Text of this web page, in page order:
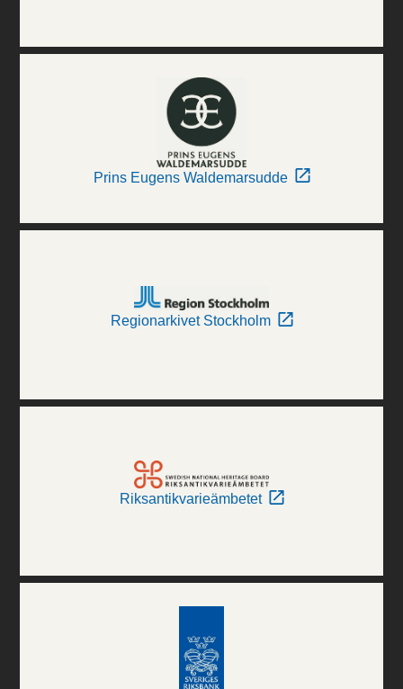
Prins Eugens Waldemarsudde
Regionarkivet Stockholm
Riksantikvarieämbetet